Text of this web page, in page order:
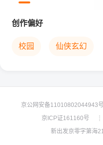
创作偏好
校园 仙侠玄幻
京公网安备11010802044943号
京ICP证161160号
┊
新出发京零字第海